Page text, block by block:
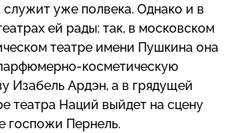
служит уже полвека. Однако и в
ей рады: так, в московском
театре имени Пушкина она
косметическую
Изабель Ардэн, а в грядущей
театра Наций выйдет на сцену
госпожи Пернель.